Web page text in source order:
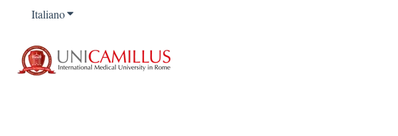
ItalianoMostra sottomenu per le traduzioni